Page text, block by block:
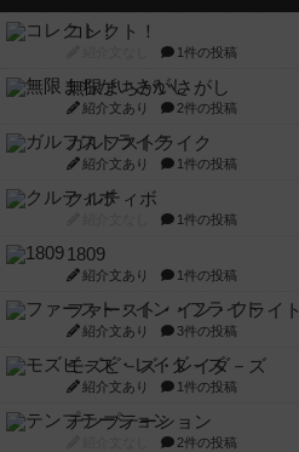
コレクト！
1件の投稿
無限まちがいさがし
紹介文あり 2件の投稿
ガルフストライク
紹介文あり 1件の投稿
クルティボ
1件の投稿
1809
紹介文あり 1件の投稿
ファースト・イン・フライト
紹介文あり 3件の投稿
モズビ－ズ・レイダ－ズ
紹介文あり 1件の投稿
テンプテーション
2件の投稿